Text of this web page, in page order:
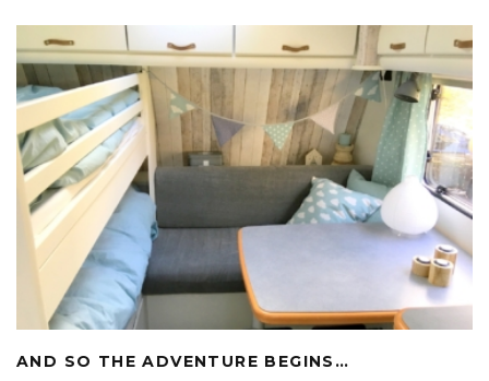
AND SO THE ADVENTURE BEGINS…